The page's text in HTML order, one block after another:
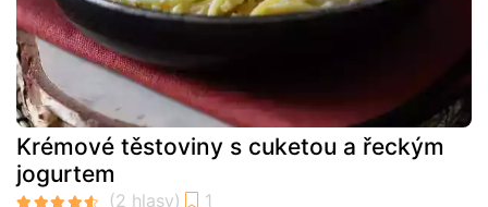
Krémové těstoviny s cuketou a řeckým
jogurtem